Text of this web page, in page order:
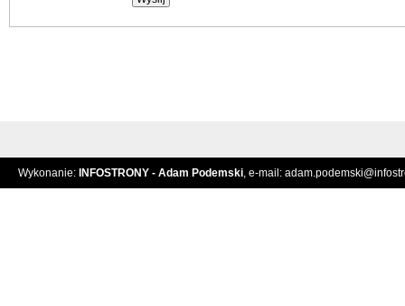
Wykonanie: INFOSTRONY - Adam Podemski, e-mail: